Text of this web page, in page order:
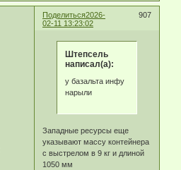
Поделиться 907
2026-
02-11 13:23:02
Штепсель
написал(а):
у базальта инфу
нарыли
Западные ресурсы еще
указывают массу контейнера
с выстрелом в 9 кг и длиной
1050 мм